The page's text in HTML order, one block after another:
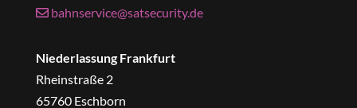
bahnservice@satsecurity.de
Niederlassung Frankfurt
Rheinstraße 2
65760 Eschborn